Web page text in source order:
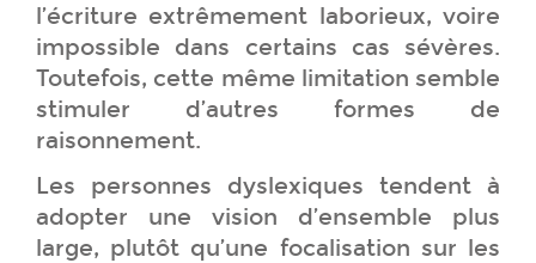
l’écriture extrêmement laborieux, voire
impossible dans certains cas sévères.
Toutefois, cette même limitation semble
stimuler d’autres formes de
raisonnement.
Les personnes dyslexiques tendent à
adopter une vision d’ensemble plus
large, plutôt qu’une focalisation sur les